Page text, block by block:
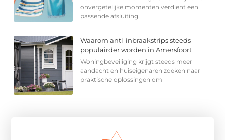
onvergetelijke momenten verdient een
passende afsluiting.
Waarom anti-inbraakstrips steeds
populairder worden in Amersfoort
Woningbeveiliging krijgt steeds meer
aandacht en huiseigenaren zoeken naar
praktische oplossingen om